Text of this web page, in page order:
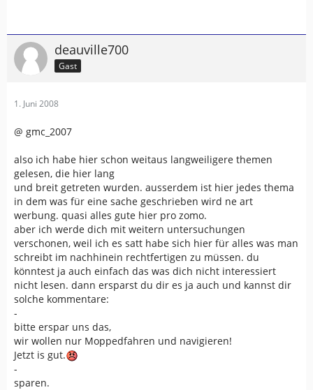
deauville700
Gast
1. Juni 2008
@ gmc_2007
also ich habe hier schon weitaus langweiligere themen
gelesen, die hier lang
und breit getreten wurden. ausserdem ist hier jedes thema
in dem was für eine sache geschrieben wird ne art
werbung. quasi alles gute hier pro zomo.
aber ich werde dich mit weitern untersuchungen
verschonen, weil ich es satt habe sich hier für alles was man
schreibt im nachhinein rechtfertigen zu müssen. du
könntest ja auch einfach das was dich nicht interessiert
nicht lesen. dann ersparst du dir es ja auch und kannst dir
solche kommentare:
-
bitte erspar uns das,
wir wollen nur Moppedfahren und navigieren!
Jetzt is gut.
-
sparen.